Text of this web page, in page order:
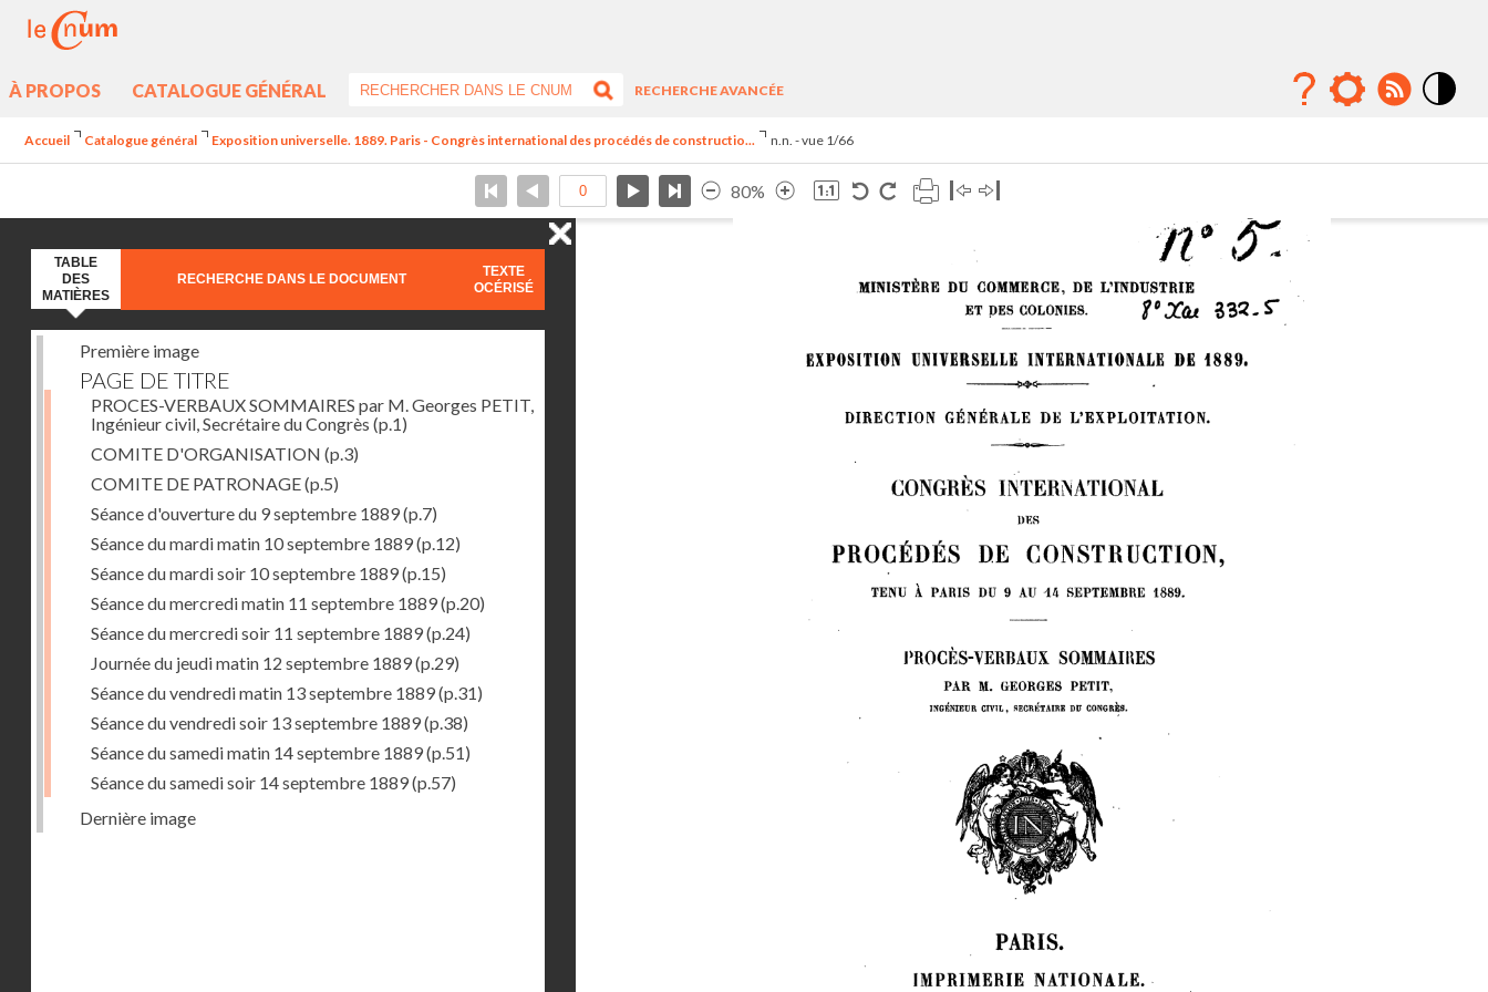
À PROPOS CATALOGUE GÉNÉRAL
RECHERCHE AVANCÉE
Accueil Catalogue général Exposition universelle. 1889. Paris - Congrès international des procédés de constructio... n.n. - vue 1/66
80%
TABLE
DES
MATIÈRES
RECHERCHE DANS LE DOCUMENT
TEXTE
OCÉRISÉ
Première image
PAGE DE TITRE
PROCES-VERBAUX SOMMAIRES par M. Georges PETIT,
Ingénieur civil, Secrétaire du Congrès (p.1)
COMITE D'ORGANISATION (p.3)
COMITE DE PATRONAGE(p.5)
Séance d'ouverture du 9 septembre 1889(p.7)
Séance du mardi matin 10 septembre 1889(p.12)
Séance du mardi soir 10 septembre 1889(p.15)
Séance du mercredi matin 11 septembre 1889(p.20)
Séance du mercredi soir 11 septembre 1889(p.24)
Journée du jeudi matin 12 septembre 1889(p.29)
Séance du vendredi matin 13 septembre 1889(p.31)
Séance du vendredi soir 13 septembre 1889(p.38)
Séance du samedi matin 14 septembre 1889(p.51)
Séance du samedi soir 14 septembre 1889(p.57)
Dernière image